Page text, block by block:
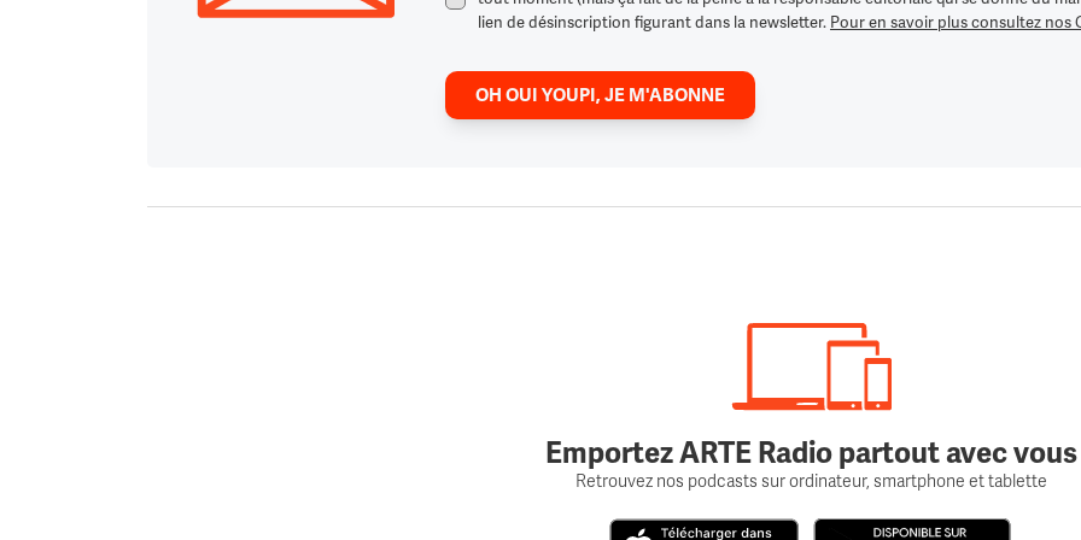
lien de désinscription figurant dans la newsletter. Pour en savoir plus consultez nos
OH OUI YOUPI, JE M'ABONNE
Emportez ARTE Radio partout avec vous
Retrouvez nos podcasts sur ordinateur, smartphone et tablette